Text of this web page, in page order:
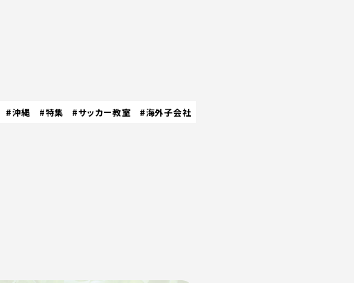
#沖縄 #特集 #サッカー教室
#海外子会社